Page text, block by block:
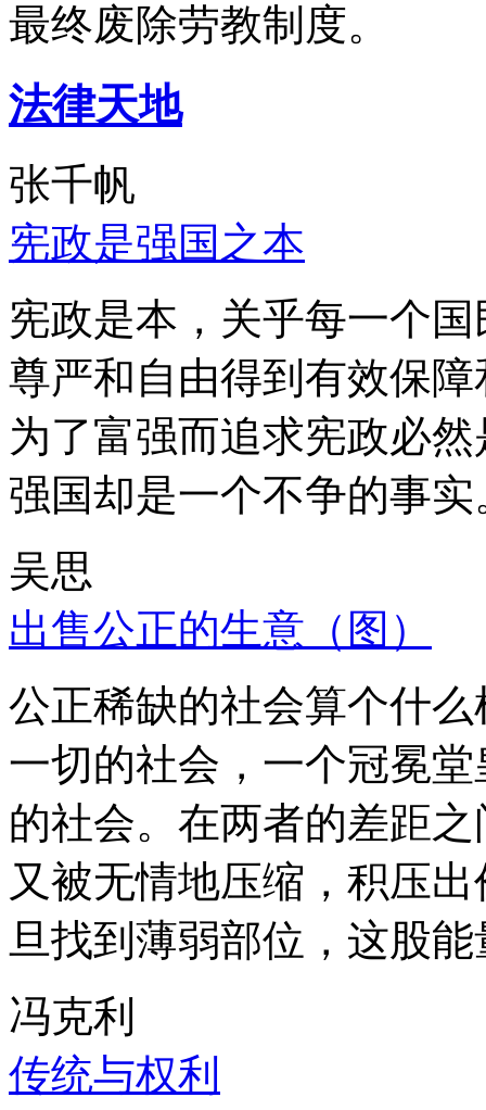
最终废除劳教制度。
法律天地
张千帆
宪政是强国之本
宪政是本，关乎每一个
尊严和自由得到有效保
为了富强而追求宪政必
强国却是一个不争的事实
吴思
出售公正的生意（图）
公正稀缺的社会算个什
一切的社会，一个冠冕
的社会。在两者的差距
又被无情地压缩，积压
旦找到薄弱部位，这股
冯克利
传统与权利